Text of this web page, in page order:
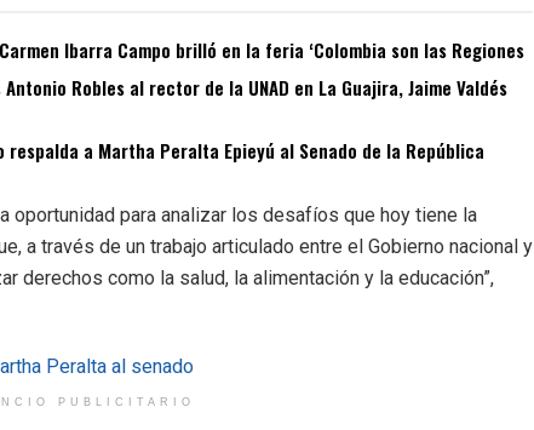
Ibarra Campo brilló en la feria ‘Colombia son las Regiones
Robles al rector de la UNAD en La Guajira, Jaime Valdés
a Martha Peralta Epieyú al Senado de la República
oportunidad para analizar los desafíos que hoy tiene la
a través de un trabajo articulado entre el Gobierno nacional y
derechos como la salud, la alimentación y la educación”,
PUBLICITARIO